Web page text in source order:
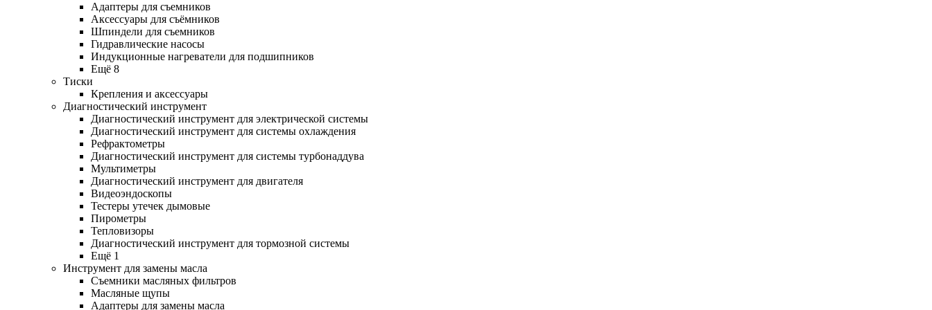
Адаптеры для съемников
Аксессуары для съёмников
Шпиндели для съемников
Гидравлические насосы
Индукционные нагреватели для подшипников
Ещё 8
Тиски
Крепления и аксессуары
Диагностический инструмент
Диагностический инструмент для электрической системы
Диагностический инструмент для системы охлаждения
Рефрактометры
Диагностический инструмент для системы турбонаддува
Мультиметры
Диагностический инструмент для двигателя
Видеоэндоскопы
Тестеры утечек дымовые
Пирометры
Тепловизоры
Диагностический инструмент для тормозной системы
Ещё 1
Инструмент для замены масла
Съемники масляных фильтров
Масляные щупы
Адаптеры для замены масла